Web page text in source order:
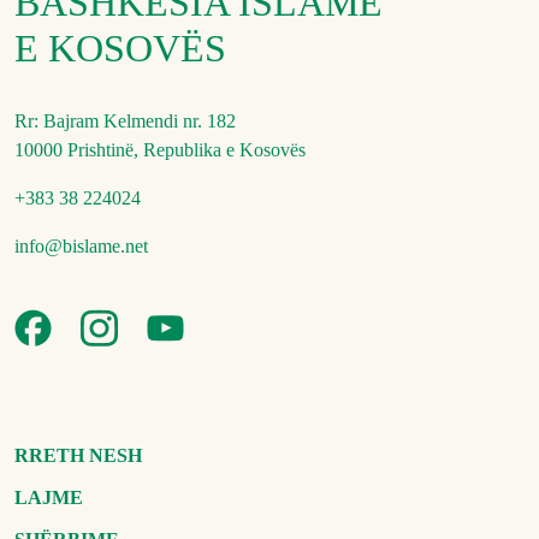
E KOSOVËS
Rr: Bajram Kelmendi nr. 182
10000 Prishtinë, Republika e Kosovës
+383 38 224024
info@bislame.net
RRETH NESH
LAJME